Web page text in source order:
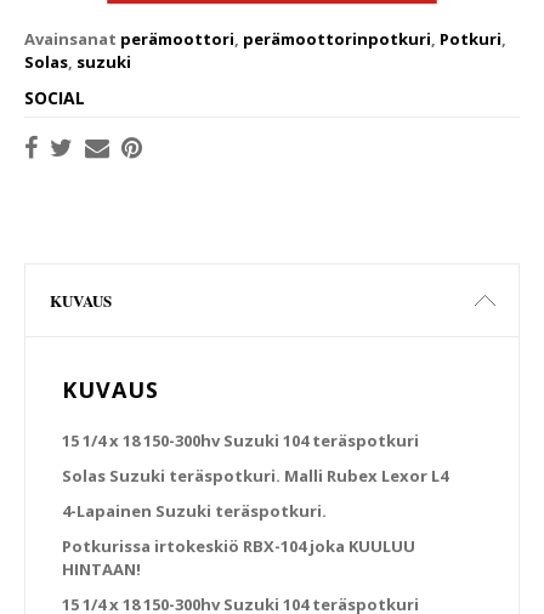
Avainsanat perämoottori, perämoottorinpotkuri, Potkuri,
Solas, suzuki
SOCIAL
KUVAUS
KUVAUS
15 1/4 x 18 150-300hv Suzuki 104 teräspotkuri
Solas Suzuki teräspotkuri. Malli Rubex Lexor L4
4-Lapainen Suzuki teräspotkuri.
Potkurissa irtokeskiö RBX-104 joka KUULUU
HINTAAN!
15 1/4 x 18 150-300hv Suzuki 104 teräspotkuri